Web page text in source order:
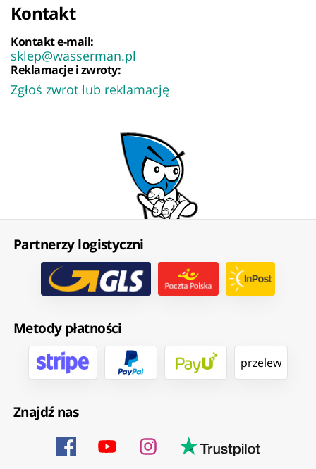
Kontakt
Kontakt e-mail:
sklep@wasserman.pl
Reklamacje i zwroty:
Zgłoś zwrot lub reklamację
Partnerzy logistyczni
Metody płatności
przelew
Znajdź nas